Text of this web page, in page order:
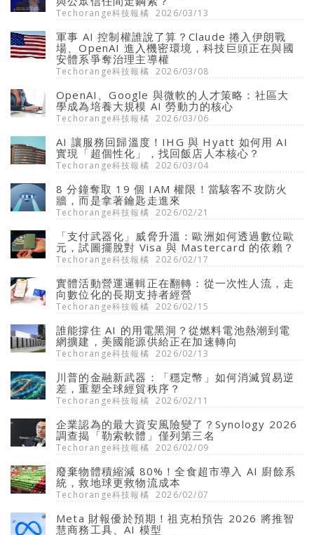
Techorange科技報橘 2026/03/13
軍事 AI 控制權誰說了算？Claude 捲入伊朗戰
場、OpenAI 進入機密環境，科技巨頭正在與國
安體系爭奪治理主導權
Techorange科技報橘 2026/03/08
OpenAI、Google 與微軟的人才策略：社區大
學成為培養大規模 AI 勞動力的核心
Techorange科技報橘 2026/03/06
AI 讓服務回歸溫度！IHG 與 Hyatt 如何用 AI
實現「超個性化」，找回飯店人本核心？
Techorange科技報橘 2026/03/04
8 分鐘奪取 19 個 IAM 權限！當駭客不攻防火
牆，而是拿著鑰匙走進來
Techorange科技報橘 2026/02/21
「支付武器化」威脅升溫：歐洲如何透過數位歐
元，試圖擺脫對 Visa 與 Mastercard 的依賴？
Techorange科技報橘 2026/02/17
實體活動營運邏輯正在翻轉：從一次性人流，走
向數位化的長期支持者經營
Techorange科技報橘 2026/02/15
誰能撐住 AI 的用電黑洞？從燃料電池熱潮到電
網擴建，美國能源供給正在加速轉向
Techorange科技報橘 2026/02/13
川普的金融新武器：「穩定幣」如何消滅貿易逆
差，重塑全球經貿秩序？
Techorange科技報橘 2026/02/11
企業認為的最大資安風險變了？Synology 2026
調查揭「勒索軟體」僅列第三名
Techorange科技報橘 2026/02/09
廢棄物體積縮減 80%！全食超市導入 AI 廚餘系
統，救地球更救物流成本
Techorange科技報橘 2026/02/07
Meta 財報優於預期！祖克柏預告 2026 將推智
慧商務工具、AI 模型